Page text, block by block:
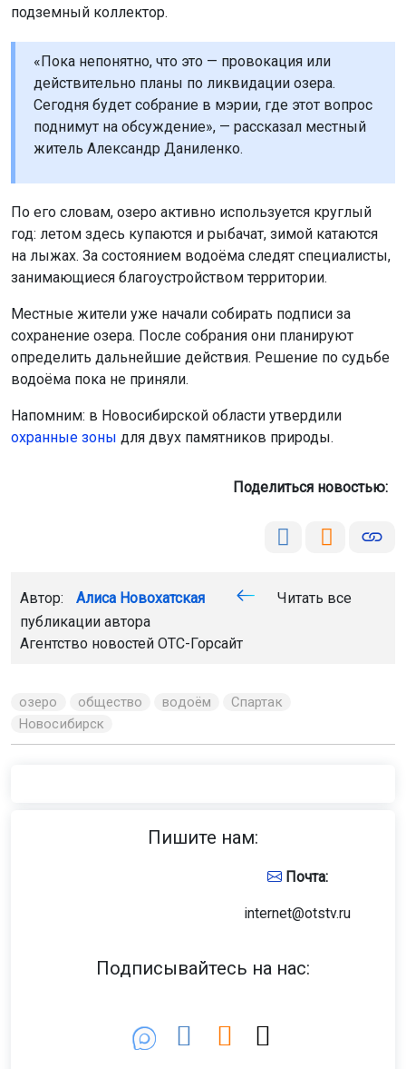
подземный коллектор.
«Пока непонятно, что это — провокация или
действительно планы по ликвидации озера.
Сегодня будет собрание в мэрии, где этот вопрос
поднимут на обсуждение», — рассказал местный
житель Александр Даниленко.
По его словам, озеро активно используется круглый
год: летом здесь купаются и рыбачат, зимой катаются
на лыжах. За состоянием водоёма следят специалисты,
занимающиеся благоустройством территории.
Местные жители уже начали собирать подписи за
сохранение озера. После собрания они планируют
определить дальнейшие действия. Решение по судьбе
водоёма пока не приняли.
Напомним: в Новосибирской области утвердили
охранные зоны для двух памятников природы.
Поделиться новостью:
Автор: Алиса Новохатская
Читать все
публикации автора
Агентство новостей ОТС-Горсайт
озеро общество водоём
Спартак
Новосибирск
Пишите нам:
Почта:
internet@otstv.ru
Подписывайтесь на нас: